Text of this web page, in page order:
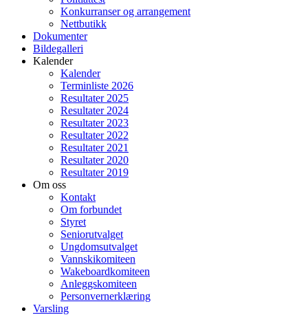
Konkurranser og arrangement
Nettbutikk
Dokumenter
Bildegalleri
Kalender
Kalender
Terminliste 2026
Resultater 2025
Resultater 2024
Resultater 2023
Resultater 2022
Resultater 2021
Resultater 2020
Resultater 2019
Om oss
Kontakt
Om forbundet
Styret
Seniorutvalget
Ungdomsutvalget
Vannskikomiteen
Wakeboardkomiteen
Anleggskomiteen
Personvernerklæring
Varsling